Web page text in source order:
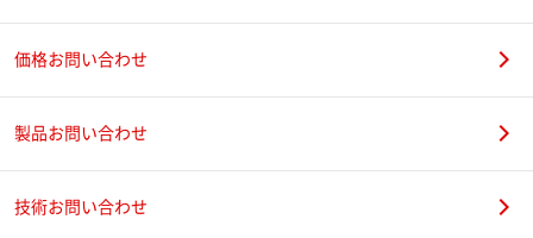
価格お問い合わせ
製品お問い合わせ
技術お問い合わせ